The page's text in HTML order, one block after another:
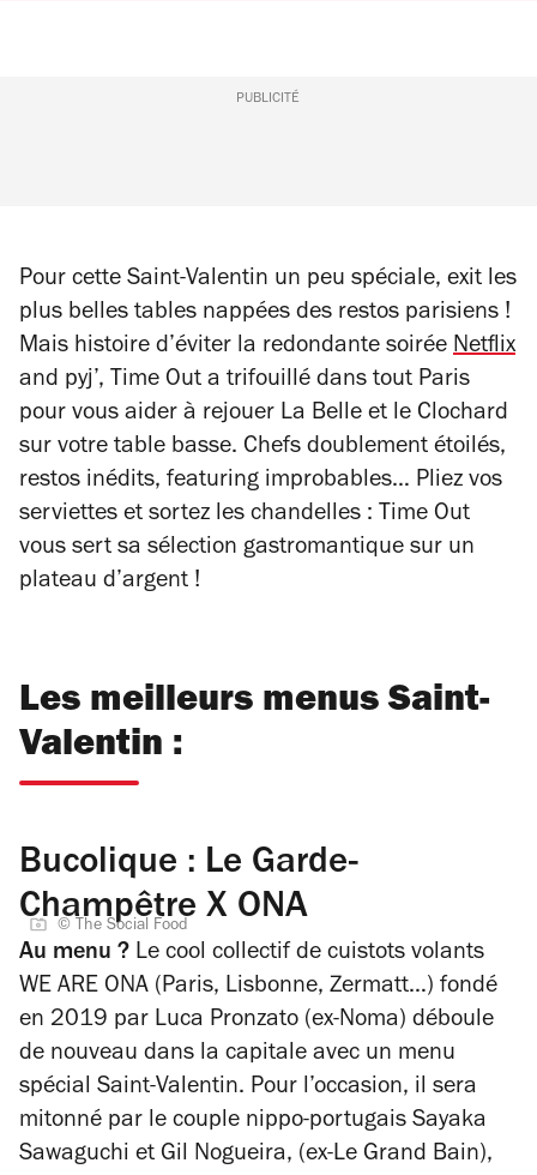
PUBLICITÉ
Pour cette Saint-Valentin un peu spéciale, exit les
plus belles tables nappées des restos parisiens !
Mais histoire d’éviter la redondante soirée Netflix
and pyj’, Time Out a trifouillé dans tout Paris
pour vous aider à rejouer La Belle et le Clochard
sur votre table basse. Chefs doublement étoilés,
restos inédits, featuring improbables… Pliez vos
serviettes et sortez les chandelles : Time Out
vous sert sa sélection gastromantique sur un
plateau d’argent !
Les meilleurs menus Saint-
Valentin :
Bucolique : Le Garde-
Champêtre X ONA
© The Social Food
Au menu ? Le cool collectif de cuistots volants
WE ARE ONA (Paris, Lisbonne, Zermatt…) fondé
en 2019 par Luca Pronzato (ex-Noma) déboule
de nouveau dans la capitale avec un menu
spécial Saint-Valentin. Pour l’occasion, il sera
mitonné par le couple nippo-portugais Sayaka
Sawaguchi et Gil Nogueira, (ex-Le Grand Bain),